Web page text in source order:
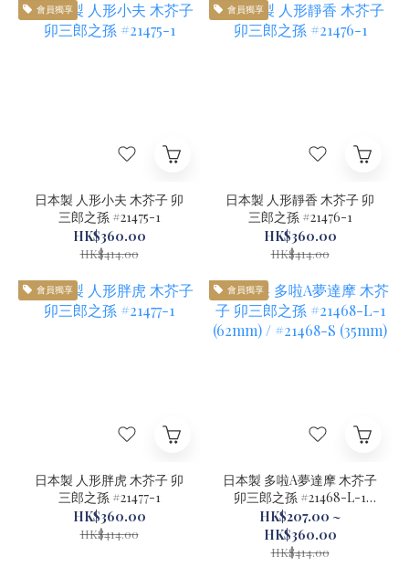
會員獨享
日本製 人形小夫 木芥子 卯
三郎之孫 #21475-1
HK$360.00
HK$414.00
會員獨享
日本製 人形靜香 木芥子 卯
三郎之孫 #21476-1
HK$360.00
HK$414.00
會員獨享
日本製 人形胖虎 木芥子 卯
三郎之孫 #21477-1
HK$360.00
HK$414.00
會員獨享
日本製 多啦A夢達摩 木芥子
卯三郎之孫 #21468-L-1
(62mm) / #21468-S (35mm)
HK$207.00 ~
HK$360.00
HK$414.00